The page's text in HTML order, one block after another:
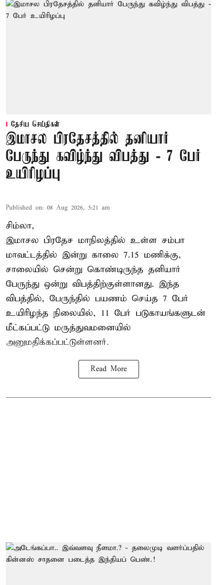
தேசிய செய்திகள்
இமாசல பிரதேசத்தில் தனியார்
பேருந்து கவிழ்ந்து விபத்து - 7 பேர்
உயிரிழப்பு
Published on: 08 Aug 2026, 5:21 am
சிம்லா,
இமாசல பிரதேச மாநிலத்தில் உள்ள சம்பா
மாவட்டத்தில் இன்று காலை 7.15 மணிக்கு,
சாலையில் சென்று கொண்டிருந்த தனியார்
பேருந்து ஒன்று விபத்திற்குள்ளானது. இந்த
விபத்தில், பேருந்தில் பயணம் செய்த 7 பேர்
உயிரிழந்த நிலையில், 11 பேர் படுகாயங்களுடன்
மீட்கப்பட்டு மருத்துவமனையில்
அனுமதிக்கப்பட்டுள்ளனர்.
Read More